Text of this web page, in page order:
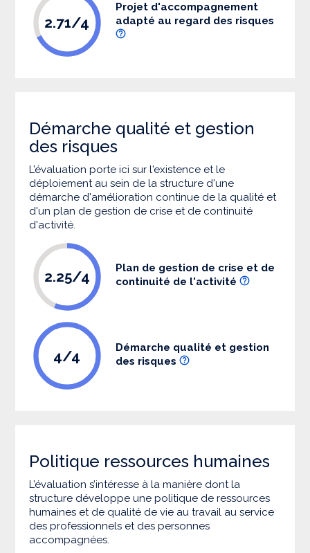
2.71/4
Projet d'accompagnement
adapté au regard des risques
Démarche qualité et gestion
des risques
L’évaluation porte ici sur l'existence et le
déploiement au sein de la structure d'une
démarche d'amélioration continue de la qualité et
d'un plan de gestion de crise et de continuité
d'activité.
2.25/4
Plan de gestion de crise et de
continuité de l'activité
4/4
Démarche qualité et gestion
des risques
Politique ressources humaines
L’évaluation s’intéresse à la manière dont la
structure développe une politique de ressources
humaines et de qualité de vie au travail au service
des professionnels et des personnes
accompagnées.